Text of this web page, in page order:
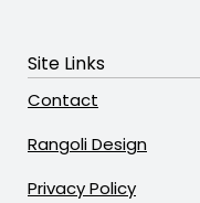
Site Links
Contact
Rangoli Design
Privacy Policy